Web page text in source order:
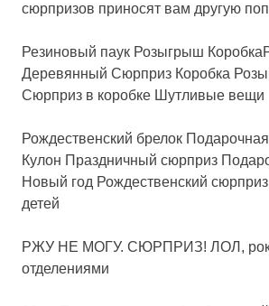
сюрпризов приносят вам другую
Резиновый паук Розыгрыш
Деревянный Сюрприз Коробка
Сюрприз в коробке Шутливые вещи
Рождественский брелок
Кулон Праздничный сюрприз
Новый год Рождественский
детей
РЖУ НЕ МОГУ. СЮРПРИЗ! ЛОЛ, рок!
отделениями